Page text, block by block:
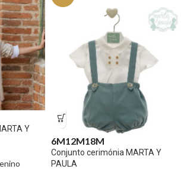
Y
6M12M18M
Conjunto cerimónia MARTA Y
PAULA